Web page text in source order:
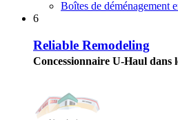
Boîtes de déménagement
6
Reliable Remodeling
Concessionnaire U-Haul dans